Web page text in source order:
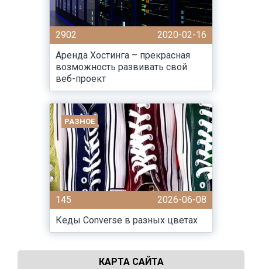
2902
2020-02-16
Аренда Хостинга – прекрасная
возможность развивать свой
веб-проект
РАЗНОЕ
145
2026-06-08
Кеды Converse в разных цветах
КАРТА САЙТА